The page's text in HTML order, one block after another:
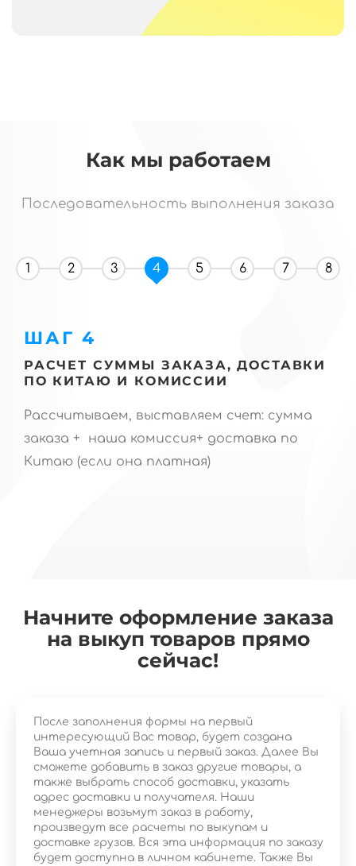
Как мы работаем
Последовательность выполнения заказа
1 2 3 4 5 6 7 8
ШАГ 4
РАСЧЕТ СУММЫ ЗАКАЗА, ДОСТАВКИ
ПО КИТАЮ И КОМИССИИ
Рассчитываем, выставляем счет: сумма
заказа + наша комиссия+ доставка по
Китаю (если она платная)
Начните оформление заказа
на выкуп товаров прямо
сейчас!
После заполнения формы на первый
интересующий Вас товар, будет создана
Ваша учетная запись и первый заказ. Далее Вы
сможете добавить в заказ другие товары, а
также выбрать способ доставки, указать
адрес доставки и получателя. Наши
менеджеры возьмут заказ в работу,
произведут все расчеты по выкупам и
доставке грузов. Вся эта информация по заказу
будет доступна в личном кабинете. Также Вы